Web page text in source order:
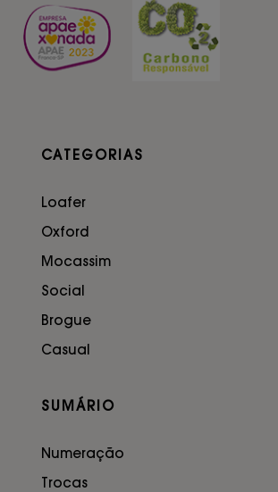
CATEGORIAS
Loafer
Oxford
Mocassim
Social
Brogue
Casual
SUMÁRIO
Numeração
Trocas